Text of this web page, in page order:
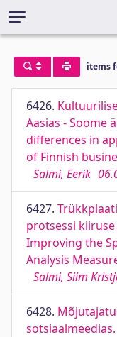
items
6426.
Aasias - Soome
differences in
of Finnish
Salmi, Eerik
6427.
protsessi
Improving the
Analysis
Salmi, Siim
6428.